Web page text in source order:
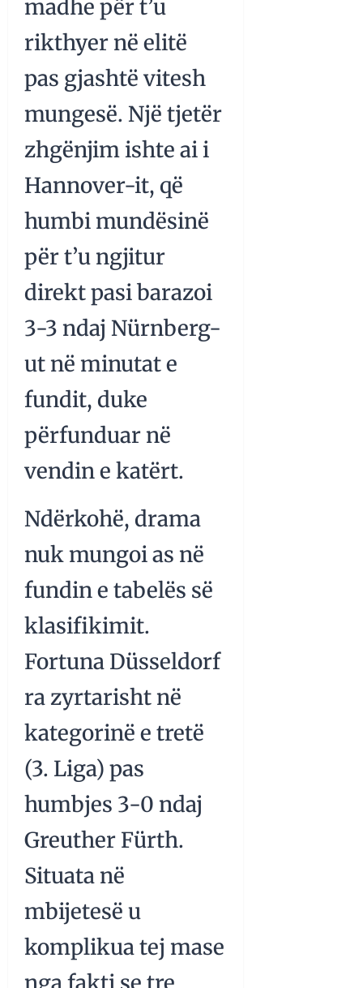
madhe për t’u
rikthyer në elitë
pas gjashtë vitesh
mungesë. Një tjetër
zhgënjim ishte ai i
Hannover-it, që
humbi mundësinë
për t’u ngjitur
direkt pasi barazoi
3-3 ndaj Nürnberg-
ut në minutat e
fundit, duke
përfunduar në
vendin e katërt.
Ndërkohë, drama
nuk mungoi as në
fundin e tabelës së
klasifikimit.
Fortuna Düsseldorf
ra zyrtarisht në
kategorinë e tretë
(3. Liga) pas
humbjes 3-0 ndaj
Greuther Fürth.
Situata në
mbijetesë u
komplikua tej mase